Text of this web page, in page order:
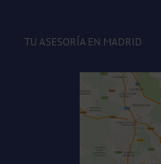
TU ASESORÍA EN MADRID